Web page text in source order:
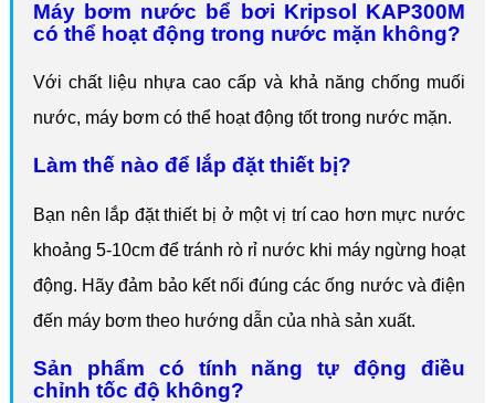
Máy bơm nước bể bơi Kripsol KAP300M
có thể hoạt động trong nước mặn không?
Với chất liệu nhựa cao cấp và khả năng chống muối
nước, máy bơm có thể hoạt động tốt trong nước mặn.
Làm thế nào để lắp đặt thiết bị?
Bạn nên lắp đặt thiết bị ở một vị trí cao hơn mực nước
khoảng 5-10cm để tránh rò rỉ nước khi máy ngừng hoạt
động. Hãy đảm bảo kết nối đúng các ống nước và điện
đến máy bơm theo hướng dẫn của nhà sản xuất.
Sản phẩm có tính năng tự động điều
chỉnh tốc độ không?